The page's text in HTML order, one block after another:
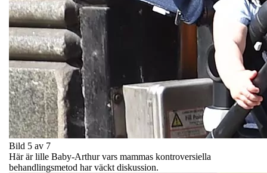
Bild 5 av 7
Här är lille Baby-Arthur vars mammas kontroversiella
behandlingsmetod har väckt diskussion.